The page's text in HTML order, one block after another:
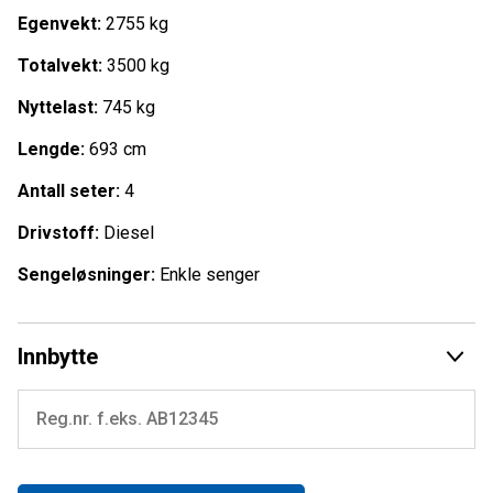
10.03.2025 (18 000 km)
Årlige fukt- og gasskontroller gjennomført
Sist godkjent fukt-/gasstest: 09.04.2026
Truma Combi 6 kW varme + varmtvann
Markise (Thule Omnistor 5200)
Ryggekamera (Garmin BC50) + navigasjon
Multimediasystem med DAB (Pioneer)
Automatisk gassomkobler m/kollisjonssensor
7x 230V uttak, 6x USB, 12V uttak
Ambient LED-belysning i hele bilen
Egenvekt: 2755 kg
Totalvekt: 3500 kg
Nyttelast: 745 kg
Lengde: 693 cm
Antall seter: 4
Drivstoff: Diesel
Sengeløsninger: Enkle senger
Innbytte